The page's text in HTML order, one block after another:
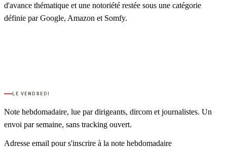
d'avance thématique et une notoriété restée sous une catégorie
définie par Google, Amazon et Somfy.
Le Vendredi
Note hebdomadaire, lue par dirigeants, dircom et journalistes. Un
envoi par semaine, sans tracking ouvert.
Adresse email pour s'inscrire à la note hebdomadaire